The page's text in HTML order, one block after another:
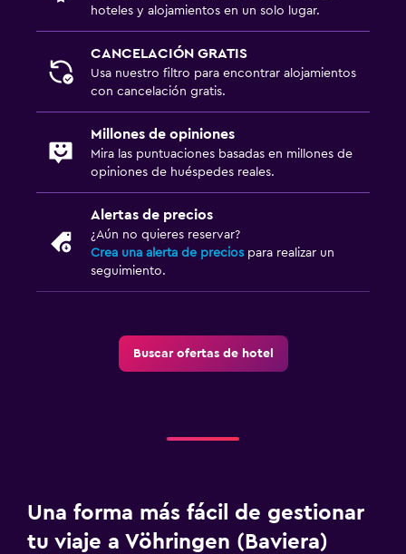
hoteles y alojamientos en un solo lugar.
CANCELACIÓN GRATIS
Usa nuestro filtro para encontrar alojamientos
con cancelación gratis.
Millones de opiniones
Mira las puntuaciones basadas en millones de
opiniones de huéspedes reales.
Alertas de precios
¿Aún no quieres reservar?
Crea una alerta de precios para realizar un
seguimiento.
Buscar ofertas de hotel
Una forma más fácil de gestionar
tu viaje a Vöhringen (Baviera)